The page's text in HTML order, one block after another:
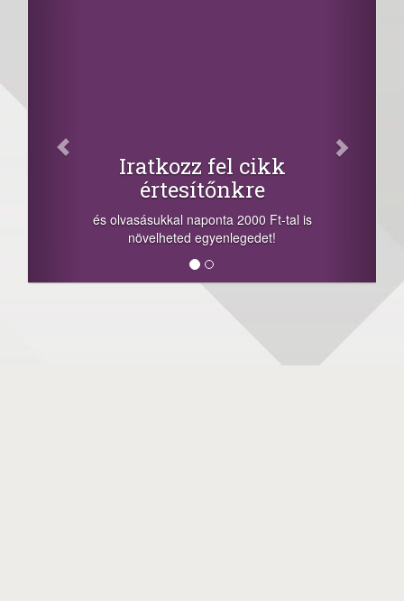
Iratkozz fel cikk
értesítőnkre
és olvasásukkal naponta 2000 Ft-tal is
növelheted egyenlegedet!